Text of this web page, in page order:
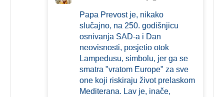
Papa Prevost je, nikako
slučajno, na 250. godišnjicu
osnivanja SAD-a i Dan
neovisnosti, posjetio otok
Lampedusu, simbolu, jer ga se
smatra "vratom Europe" za sve
one koji riskiraju život prelaskom
Mediterana. Lav je, inače,